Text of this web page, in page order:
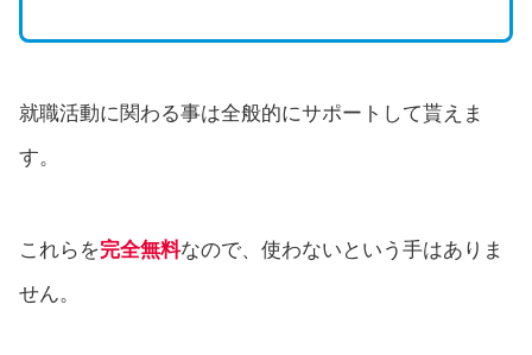
就職活動に関わる事は全般的にサポートして貰えま
す。
これらを完全無料なので、使わないという手はありま
せん。